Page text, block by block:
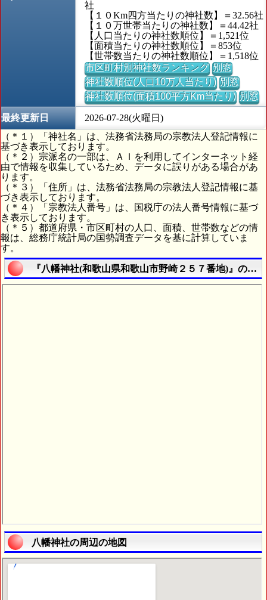
社
【１０Km四方当たりの神社数】＝32.56社
【１０万世帯当たりの神社数】＝44.42社
【人口当たりの神社数順位】＝1,521位
【面積当たりの神社数順位】＝853位
【世帯数当たりの神社数順位】＝1,518位
市区町村別神社数ランキング 別窓
神社数順位(人口10万人当たり) 別窓
神社数順位(面積100平方Km当たり) 別窓
最終更新日
2026-07-28(火曜日)
（＊１）「神社名」は、法務省法務局の宗教法人登記情報に
基づき表示しております。
（＊２）宗派名の一部は、ＡＩを利用してインターネット経
由で情報を収集しているため、データに誤りがある場合があ
ります。
（＊３）「住所」は、法務省法務局の宗教法人登記情報に基
づき表示しております。
（＊４）「宗教法人番号」は、国税庁の法人番号情報に基づ
き表示しております。
（＊５）都道府県・市区町村の人口、面積、世帯数などの情
報は、総務庁統計局の国勢調査データを基に計算していま
す。
『八幡神社(和歌山県和歌山市野崎２５７番地)』の航
八幡神社の周辺の地図